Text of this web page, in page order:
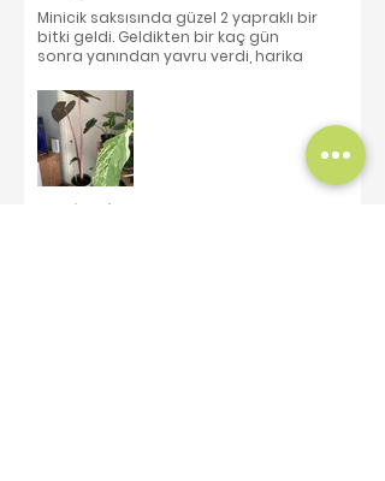
Minicik saksısında güzel 2 yapraklı bir
bitki geldi. Geldikten bir kaç gün
sonra yanından yavru verdi, harika
Bu size faydalı oldu mu?